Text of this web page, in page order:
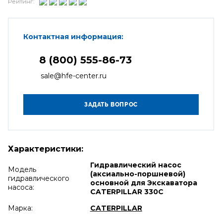
Контактная информация:
8 (800) 555-86-73
sale@hfe-center.ru
Характеристики:
Модель
гидравлического
насоса:
Гидравлический насос
(аксиально-поршневой)
основной для Экскаватора
CATERPILLAR 330C
Марка:
CATERPILLAR